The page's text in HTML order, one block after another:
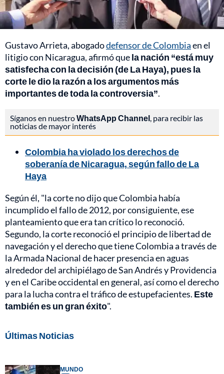
Gustavo Arrieta, abogadodefensor de Colombiaen el
litigio con Nicaragua, afirmó quela nación “está muy
satisfecha con la decisión (de La Haya), pues la
corte le dio la razón a los argumentos más
importantes de toda la controversia”.
Síganos en nuestroWhatsApp Channel , para recibir las
noticias de mayor interés
Colombia ha violado los derechos de
soberanía de Nicaragua, según fallo de La
Haya
Según él, "la corte no dijo que Colombia había
incumplido el fallo de 2012, por consiguiente, ese
planteamiento que era tan crítico lo reconoció.
Segundo, la corte reconoció el principio de libertad de
navegación y el derecho que tiene Colombia a través de
la Armada Nacional de hacer presencia en aguas
alrededor del archipiélago de San Andrés y Providencia
y en el Caribe occidental en general, así como el derecho
para la lucha contra el tráfico de estupefacientes. Este
también es un gran éxito".
Últimas Noticias
MUNDO